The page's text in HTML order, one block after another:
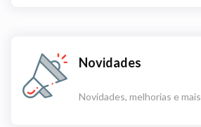
Novidades
Novidades, melhorias e mais